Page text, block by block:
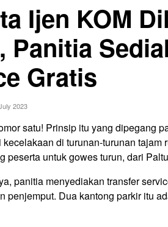
Ijen KOM
Panitia
Gratis
2023
satu! Prinsip itu yang dipegang
di turunan-turunan
peserta untuk gowes turun, dari
panitia menyediakan transfer
penjemput. Dua kantong parkir itu